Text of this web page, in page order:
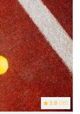
3.8 (18)